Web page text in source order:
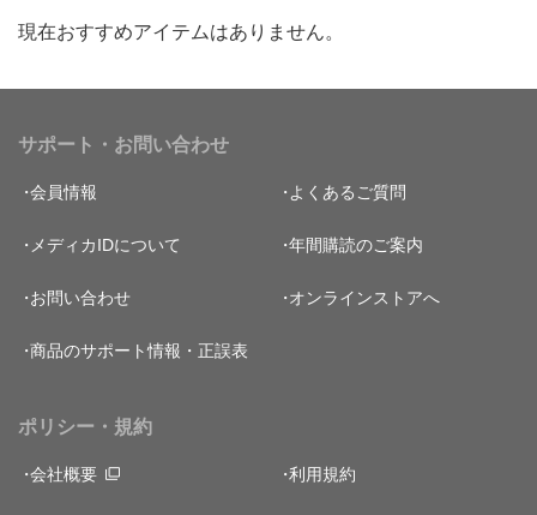
現在おすすめアイテムはありません。
サポート・お問い合わせ
会員情報 よくあるご質問
メディカIDについて 年間購読のご案内
お問い合わせ オンラインストアへ
商品のサポート情報・正誤表
ポリシー・規約
会社概要 利用規約